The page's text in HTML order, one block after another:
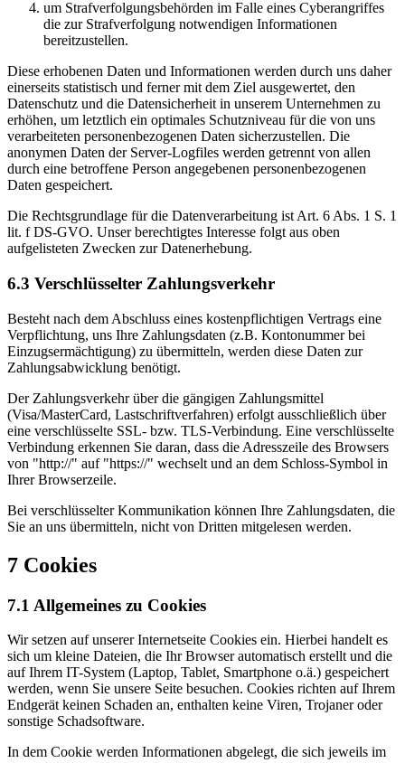
um Strafverfolgungsbehörden im Falle eines Cyberangriffes
die zur Strafverfolgung notwendigen Informationen
bereitzustellen.
Diese erhobenen Daten und Informationen werden durch uns daher
einerseits statistisch und ferner mit dem Ziel ausgewertet, den
Datenschutz und die Datensicherheit in unserem Unternehmen zu
erhöhen, um letztlich ein optimales Schutzniveau für die von uns
verarbeiteten personenbezogenen Daten sicherzustellen. Die
anonymen Daten der Server-Logfiles werden getrennt von allen
durch eine betroffene Person angegebenen personenbezogenen
Daten gespeichert.
Die Rechtsgrundlage für die Datenverarbeitung ist Art. 6 Abs. 1 S. 1
lit. f DS-GVO. Unser berechtigtes Interesse folgt aus oben
aufgelisteten Zwecken zur Datenerhebung.
6.3 Verschlüsselter Zahlungsverkehr
Besteht nach dem Abschluss eines kostenpflichtigen Vertrags eine
Verpflichtung, uns Ihre Zahlungsdaten (z.B. Kontonummer bei
Einzugsermächtigung) zu übermitteln, werden diese Daten zur
Zahlungsabwicklung benötigt.
Der Zahlungsverkehr über die gängigen Zahlungsmittel
(Visa/MasterCard, Lastschriftverfahren) erfolgt ausschließlich über
eine verschlüsselte SSL- bzw. TLS-Verbindung. Eine verschlüsselte
Verbindung erkennen Sie daran, dass die Adresszeile des Browsers
von "http://" auf "https://" wechselt und an dem Schloss-Symbol in
Ihrer Browserzeile.
Bei verschlüsselter Kommunikation können Ihre Zahlungsdaten, die
Sie an uns übermitteln, nicht von Dritten mitgelesen werden.
7 Cookies
7.1 Allgemeines zu Cookies
Wir setzen auf unserer Internetseite Cookies ein. Hierbei handelt es
sich um kleine Dateien, die Ihr Browser automatisch erstellt und die
auf Ihrem IT-System (Laptop, Tablet, Smartphone o.ä.) gespeichert
werden, wenn Sie unsere Seite besuchen. Cookies richten auf Ihrem
Endgerät keinen Schaden an, enthalten keine Viren, Trojaner oder
sonstige Schadsoftware.
In dem Cookie werden Informationen abgelegt, die sich jeweils im